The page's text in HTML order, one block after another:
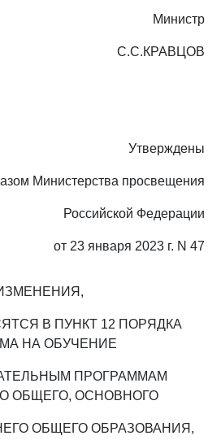
Министр
С.С.КРАВЦОВ
Утверждены
Министерства просвещения
Российской Федерации
от 23 января 2023 г. N 47
В ПУНКТ 12 ПОРЯДКА
НА ОБУЧЕНИЕ
ПРОГРАММАМ
ОБЩЕГО, ОСНОВНОГО
ОБЩЕГО ОБРАЗОВАНИЯ,